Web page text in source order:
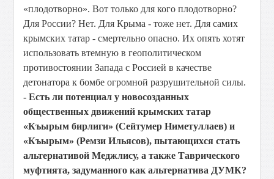
«плодотворно». Вот только для кого плодотворно?
Для России? Нет. Для Крыма - тоже нет. Для самих
крымских татар - смертельно опасно. Их опять хотят
использовать втемную в геополитическом
противостоянии Запада с Россией в качестве
детонатора к бомбе огромной разрушительной силы.
- Есть ли потенциал у новосозданных
общественных движений крымских татар
«Къырым бирлиги» (Сейтумер Ниметуллаев) и
«Къырым» (Ремзи Ильясов), пытающихся стать
альтернативой Меджлису, а также Таврического
муфтията, задуманного как альтернатива ДУМК?